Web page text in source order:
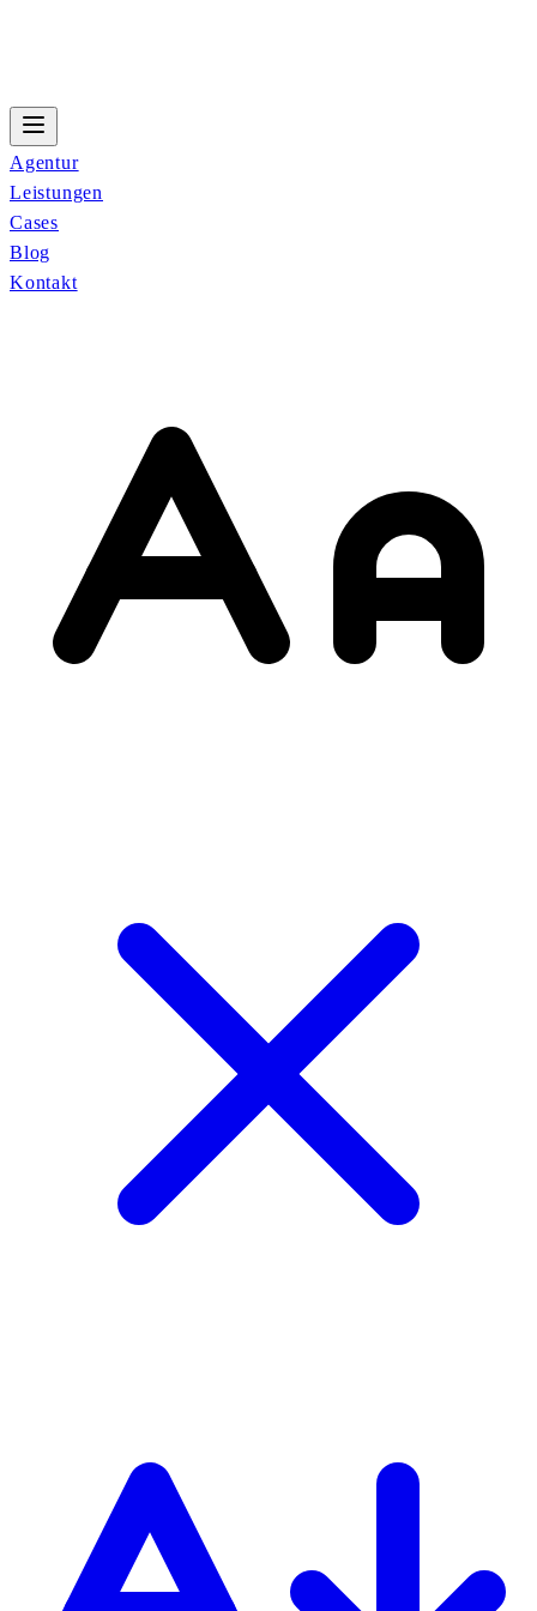
Agentur
Leistungen
Cases
Blog
Kontakt